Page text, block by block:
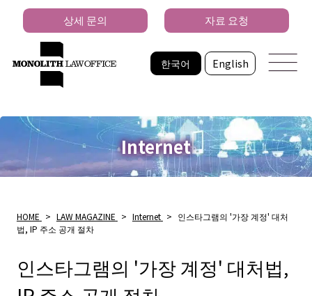
한국어 English
상세 문의 자료 요청
Internet
HOME > LAW MAGAZINE > Internet > 인스타그램의 '가장 계정' 대처
법, IP 주소 공개 절차
인스타그램의 '가장 계정' 대처법,